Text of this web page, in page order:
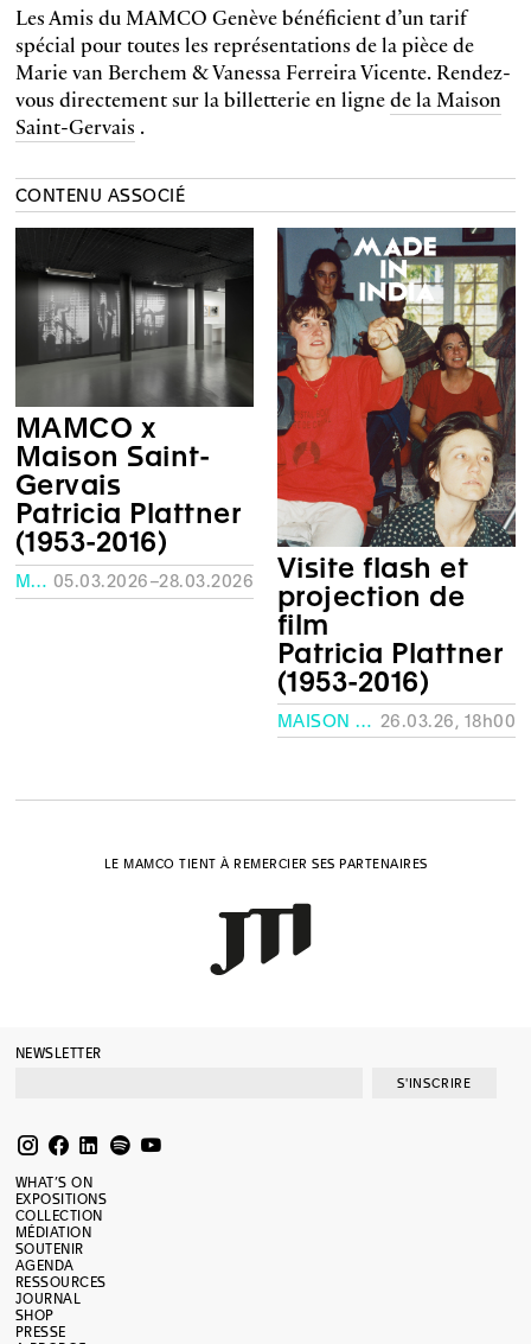
Les Amis du MAMCO Genève bénéficient d’un tarif
spécial pour toutes les représentations de la pièce de
Marie van Berchem & Vanessa Ferreira Vicente. Rendez-
vous directement sur la billetterie en lignede la Maison
Saint-Gervais .
CONTENU ASSOCIÉ
MAMCO x
Maison Saint-
Gervais
Patricia Plattner
(1953-2016)
MAISON SAINT-GERVAIS 05.03.2026–28.03.2026
Visite flash et
projection de
film
Patricia Plattner
(1953-2016)
MAISON SAINT-GERVAIS, GENÈVE 26.03.26, 18h00
LE MAMCO TIENT À REMERCIER SES PARTENAIRES
NEWSLETTER
S'INSCRIRE
WHAT’S ON
EXPOSITIONS
COLLECTION
MÉDIATION
SOUTENIR
AGENDA
RESSOURCES
JOURNAL
SHOP
PRESSE